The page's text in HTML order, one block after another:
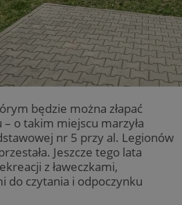
będzie można złapać
o takim miejscu marzyła
nr 5 przy al. Legionów
Jeszcze tego lata
z ławeczkami,
do czytania i odpoczynku